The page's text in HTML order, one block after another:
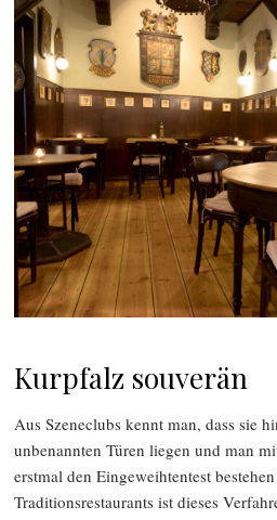
Kurpfalz souverän
Aus Szeneclubs kennt man, dass sie
unbenannten Türen liegen und man
erstmal den Eingeweihtentest
Traditionsrestaurants ist dieses